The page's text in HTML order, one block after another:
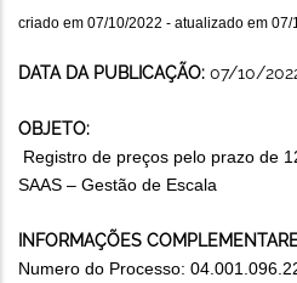
criado em 07/10/2022 - atualizado em 07/
DATA DA PUBLICAÇÃO: 07/10/
OBJETO:
Registro de preços pelo prazo de
SAAS – Gestão de Escala
INFORMAÇÕES
Numero do Processo: